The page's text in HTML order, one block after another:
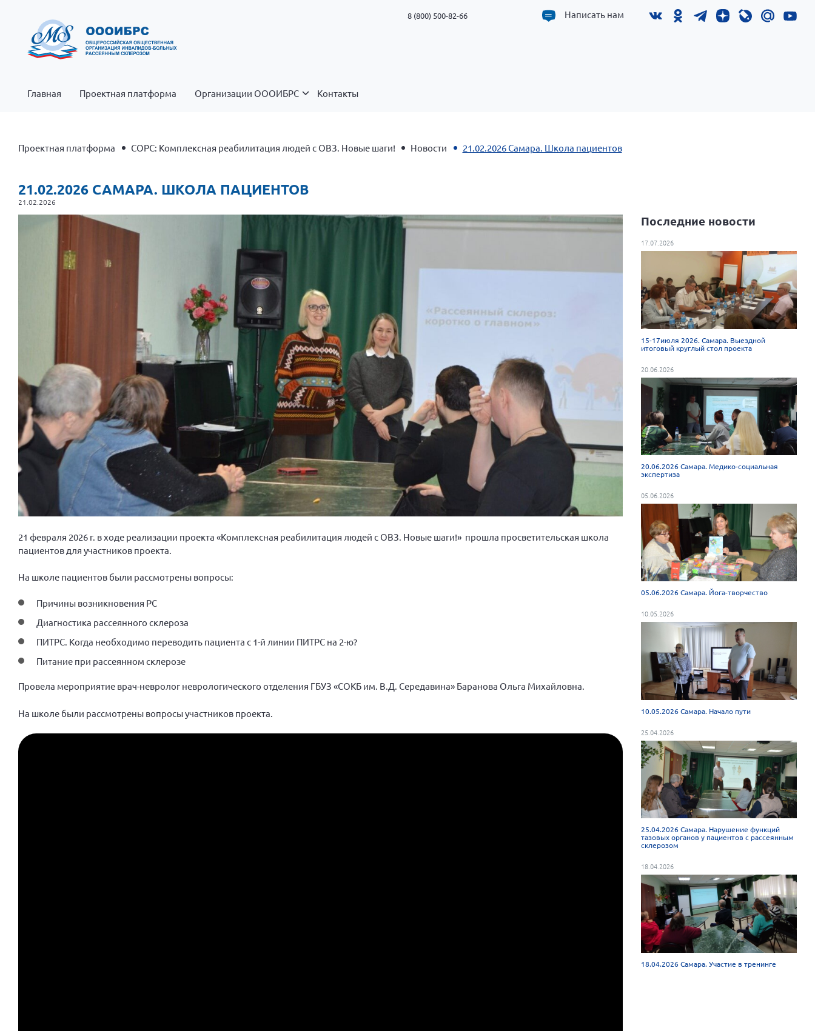
8 (800) 500-82-66 Написать нам
Главная Проектная платформа Организации ОООИБРС Контакты
Проектная платформа СОРС: Комплексная реабилитация людей с ОВЗ. Новые шаги! Новости 21.02.2026 Самара. Школа пациентов
21.02.2026 САМАРА. ШКОЛА ПАЦИЕНТОВ
21.02.2026
21 февраля 2026 г. в ходе реализации проекта «Комплексная реабилитация людей с ОВЗ. Новые шаги!» прошла просветительская школа
пациентов для участников проекта.
На школе пациентов были рассмотрены вопросы:
Причины возникновения РС
Диагностика рассеянного склероза
ПИТРС. Когда необходимо переводить пациента с 1-й линии ПИТРС на 2-ю?
Питание при рассеянном склерозе
Провела мероприятие врач-невролог неврологического отделения ГБУЗ «СОКБ им. В.Д. Середавина» Баранова Ольга Михайловна.
На школе были рассмотрены вопросы участников проекта.
Последние новости
17.07.2026
15-17июля 2026. Самара. Выездной
итоговый круглый стол проекта
20.06.2026
20.06.2026 Самара. Медико-социальная
экспертиза
05.06.2026
05.06.2026 Самара. Йога-творчество
10.05.2026
10.05.2026 Самара. Начало пути
25.04.2026
25.04.2026 Самара. Нарушение функций
тазовых органов у пациентов с рассеянным
склерозом
18.04.2026
18.04.2026 Самара. Участие в тренинге